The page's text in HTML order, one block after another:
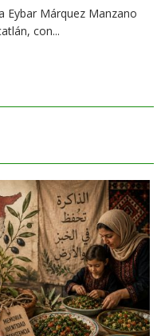
Eybar Márquez Manzano
con...